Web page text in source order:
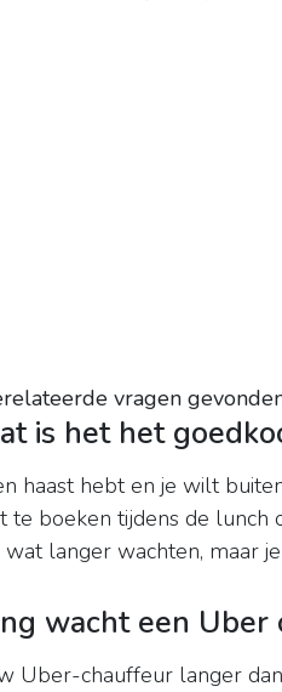
vragen
is het het
haast hebt en je wilt
te boeken tijdens de lunch
wat langer wachten, maar
wacht een Uber
Uber-chauffeur langer dan